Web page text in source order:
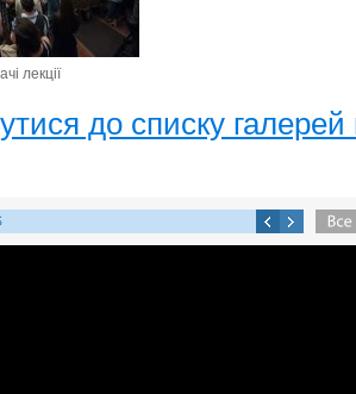
лекції
до списку галерей